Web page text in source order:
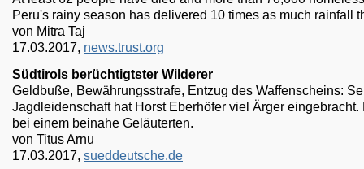
Peru's rainy season has delivered 10 times as much rainfall
von Mitra Taj
17.03.2017, news.trust.org
Südtirols berüchtigtster Wilderer
Geldbuße, Bewährungsstrafe, Entzug des Waffenscheins:
Jagdleidenschaft hat Horst Eberhöfer viel Ärger eingebracht.
bei einem beinahe Geläuterten.
von Titus Arnu
17.03.2017, sueddeutsche.de